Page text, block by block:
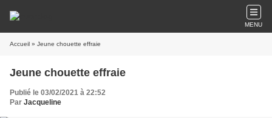
MENU
Accueil » Jeune chouette effraie
Jeune chouette effraie
Publié le 03/02/2021 à 22:52
Par Jacqueline